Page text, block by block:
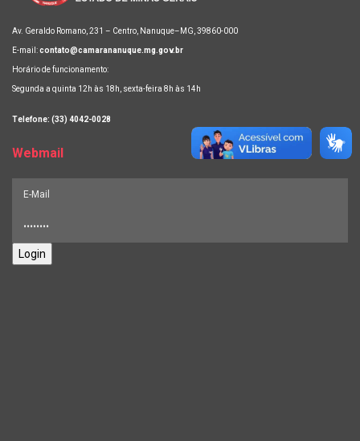
Av. Geraldo Romano, 231 – Centro, Nanuque–MG, 39860-000
E-mail:contato@camarananuque.mg.gov.br
Horário de funcionamento:
Segunda a quinta 12h às 18h, sexta-feira 8h às 14h
Telefone: (33) 4042-0028
Webmail
Login